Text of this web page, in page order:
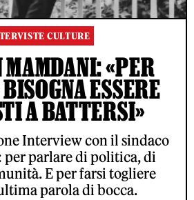
CULTURE
MAMDANI: «PER
ESSERE
A BATTERSI»
Interview con il sindaco
per parlare di politica, di
E per farsi togliere
parola di bocca.